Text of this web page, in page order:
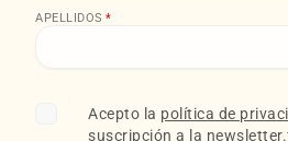
APELLIDOS *
Acepto la política de
suscripción a la newsletter.